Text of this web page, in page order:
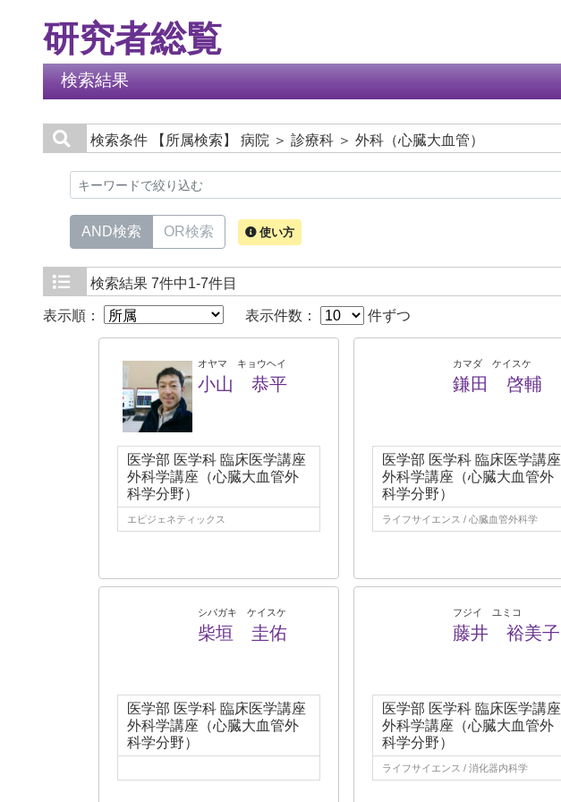
研究者総覧
検索結果
検索条件 【所属検索】 病院 ＞ 診療科 ＞ 外科（心臓大血管）
AND検索 OR検索 使い方
検索結果 7件中1-7件目
表示順： 表示件数： 件ずつ
オヤマ キョウヘイ
小山 恭平
医学部 医学科 臨床医学講座
外科学講座（心臓大血管外
科学分野）
エピジェネティックス
カマダ ケイスケ
鎌田 啓輔
医学部 医学科 臨床医学講座
外科学講座（心臓大血管外
科学分野）
ライフサイエンス / 心臓血管外科学
シバガキ ケイスケ
柴垣 圭佑
医学部 医学科 臨床医学講座
外科学講座（心臓大血管外
科学分野）
フジイ ユミコ
藤井 裕美子
医学部 医学科 臨床医学講座
外科学講座（心臓大血管外
科学分野）
ライフサイエンス / 消化器内科学